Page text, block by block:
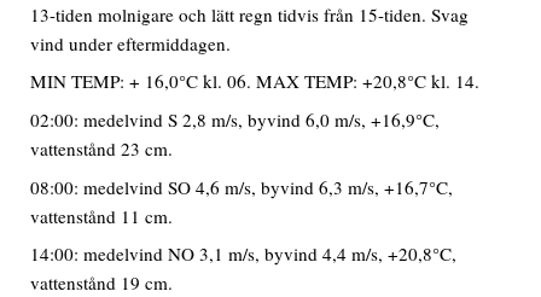
13-tiden molnigare och lätt regn tidvis från 15-tiden. Svag
vind under eftermiddagen.
MIN TEMP: + 16,0°C kl. 06. MAX TEMP: +20,8°C kl. 14.
02:00: medelvind S 2,8 m/s, byvind 6,0 m/s, +16,9°C,
vattenstånd 23 cm.
08:00: medelvind SO 4,6 m/s, byvind 6,3 m/s, +16,7°C,
vattenstånd 11 cm.
14:00: medelvind NO 3,1 m/s, byvind 4,4 m/s, +20,8°C,
vattenstånd 19 cm.